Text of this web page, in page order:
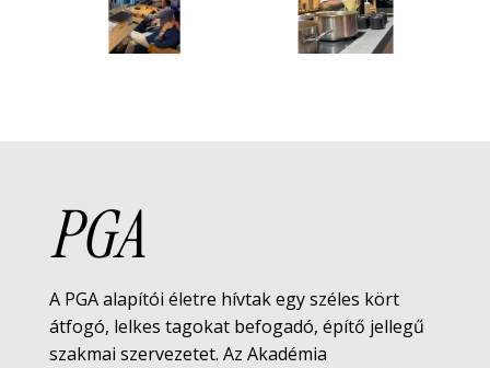
PGA
A PGA alapítói életre hívtak egy széles kört
átfogó, lelkes tagokat befogadó, építő jellegű
szakmai szervezetet. Az Akadémia